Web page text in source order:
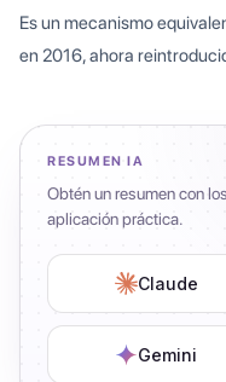
Es un mecanismo
en 2016, ahora
RESUMEN IA
Obtén un resumen con
aplicación práctica.
Claude
Gemini